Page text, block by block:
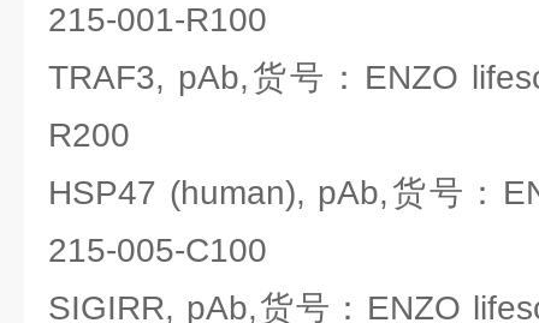
215-001-R100
TRAF3, pAb,货号：ENZO
R200
HSP47 (human), pAb,货号：
215-005-C100
SIGIRR, pAb,货号：ENZO